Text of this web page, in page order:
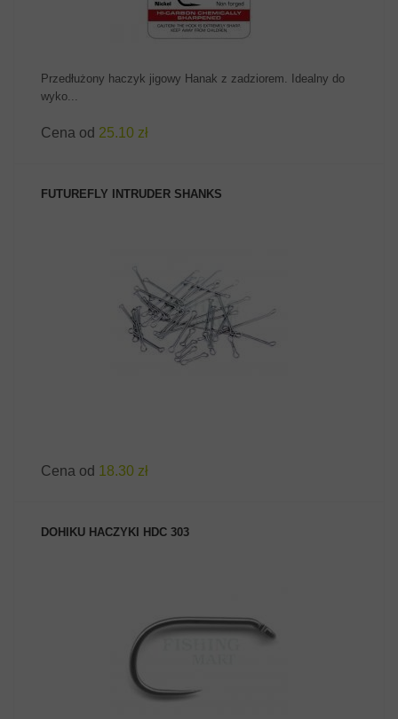
Przedłużony haczyk jigowy Hanak z zadziorem. Idealny do
wyko...
Cena od 25.10 zł
FUTUREFLY INTRUDER SHANKS
ZOBACZ PRODUKT
Cena od 18.30 zł
DOHIKU HACZYKI HDC 303
ZOBACZ PRODUKT